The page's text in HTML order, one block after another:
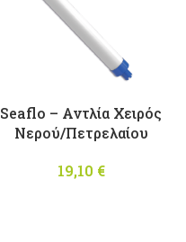
Seaflo – Αντλία Χειρός
Νερού/Πετρελαίου
19,10 €